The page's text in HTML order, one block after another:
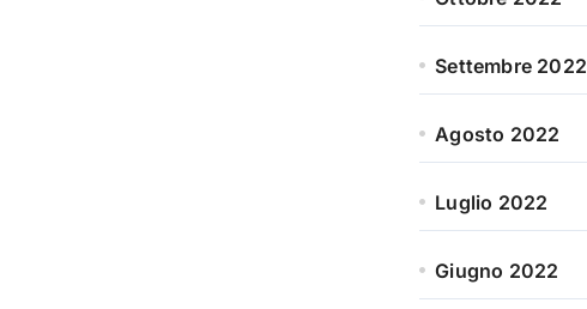
Settembre 2022
Agosto 2022
Luglio 2022
Giugno 2022